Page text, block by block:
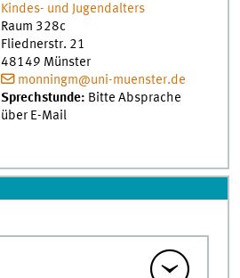
Kindes- und Jugendalters
Raum 328c
Fliednerstr. 21
48149 Münster
monningm@uni-muenster.de
Sprechstunde: Bitte Absprache
über E-Mail